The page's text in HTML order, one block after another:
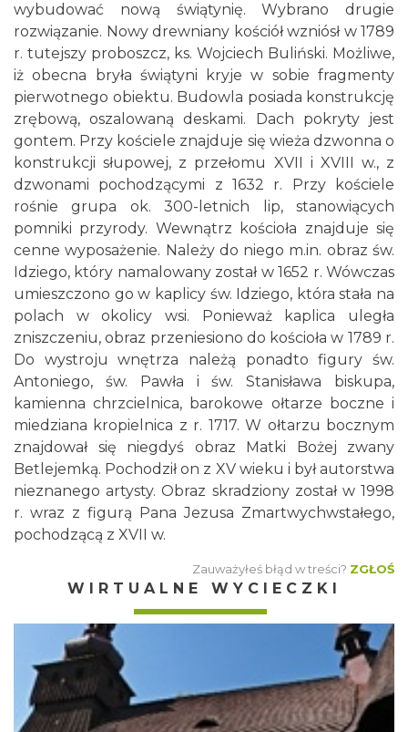
wybudować nową świątynię. Wybrano drugie
rozwiązanie. Nowy drewniany kościół wzniósł w 1789
r. tutejszy proboszcz, ks. Wojciech Buliński. Możliwe,
iż obecna bryła świątyni kryje w sobie fragmenty
pierwotnego obiektu. Budowla posiada konstrukcję
zrębową, oszalowaną deskami. Dach pokryty jest
gontem. Przy kościele znajduje się wieża dzwonna o
konstrukcji słupowej, z przełomu XVII i XVIII w., z
dzwonami pochodzącymi z 1632 r. Przy kościele
rośnie grupa ok. 300-letnich lip, stanowiących
pomniki przyrody. Wewnątrz kościoła znajduje się
cenne wyposażenie. Należy do niego m.in. obraz św.
Idziego, który namalowany został w 1652 r. Wówczas
umieszczono go w kaplicy św. Idziego, która stała na
polach w okolicy wsi. Ponieważ kaplica uległa
zniszczeniu, obraz przeniesiono do kościoła w 1789 r.
Do wystroju wnętrza należą ponadto figury św.
Antoniego, św. Pawła i św. Stanisława biskupa,
kamienna chrzcielnica, barokowe ołtarze boczne i
miedziana kropielnica z r. 1717. W ołtarzu bocznym
znajdował się niegdyś obraz Matki Bożej zwany
Betlejemką. Pochodził on z XV wieku i był autorstwa
nieznanego artysty. Obraz skradziony został w 1998
r. wraz z figurą Pana Jezusa Zmartwychwstałego,
pochodzącą z XVII w.
Zauważyłeś błąd w treści? ZGŁOŚ
WIRTUALNE WYCIECZKI